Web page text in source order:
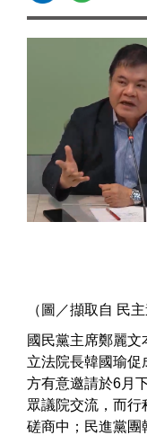
（圖／擷取自 民
國民黨主席鄭麗
立法院長韓國瑜
方有意邀請於6月
眾議院交流，而行
磋商中；民進黨團